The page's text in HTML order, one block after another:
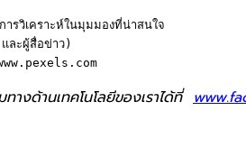
รวิเคราะห์ในมุมมองที่น่าสนใจ
ละผู้สื่อข่าว)
างด้านเทคโนโลยีของเราได้ที่